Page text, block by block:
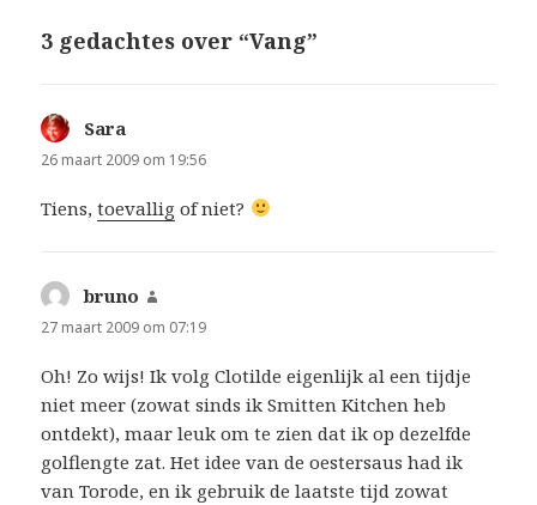
3 gedachtes over “Vang”
Sara
26 maart 2009 om 19:56
Tiens,toevallig of niet?
bruno
27 maart 2009 om 07:19
Oh! Zo wijs! Ik volg Clotilde eigenlijk al een tijdje
niet meer (zowat sinds ik Smitten Kitchen heb
ontdekt), maar leuk om te zien dat ik op dezelfde
golflengte zat. Het idee van de oestersaus had ik
van Torode, en ik gebruik de laatste tijd zowat